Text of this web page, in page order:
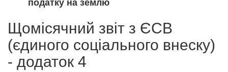
податку на землю
Щомісячний звіт з ЄСВ
(єдиного соціального внеску)
- додаток 4